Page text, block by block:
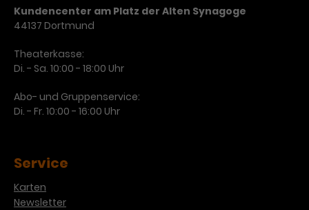
Kundencenter am Platz der Alten Synagoge
44137 Dortmund
Theaterkasse:
Di. - Sa. 10:00 - 18:00 Uhr
Abo- und Gruppenservice:
Di. - Fr. 10:00 - 16:00 Uhr
Service
Karten
Newsletter